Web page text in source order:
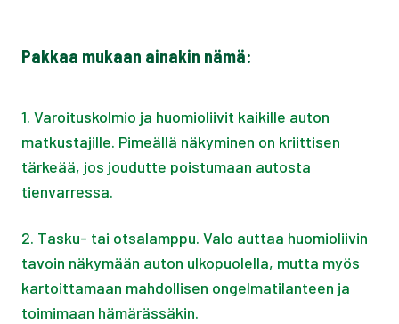
Pakkaa mukaan ainakin nämä:
1. Varoituskolmio ja huomioliivit kaikille auton
matkustajille. Pimeällä näkyminen on kriittisen
tärkeää, jos joudutte poistumaan autosta
tienvarressa.
2. Tasku- tai otsalamppu. Valo auttaa huomioliivin
tavoin näkymään auton ulkopuolella, mutta myös
kartoittamaan mahdollisen ongelmatilanteen ja
toimimaan hämärässäkin.